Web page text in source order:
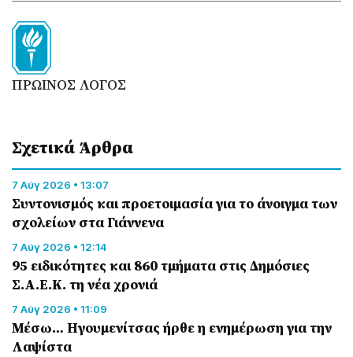
ΠΡΩΙΝΟΣ ΛΟΓΟΣ
Σχετικά Άρθρα
7 Αύγ 2026 • 13:07
Συντονισμός και προετοιμασία για το άνοιγμα των
σχολείων στα Γιάννενα
7 Αύγ 2026 • 12:14
95 ειδικότητες και 860 τμήματα στις Δημόσιες
Σ.Α.Ε.Κ. τη νέα χρονιά
7 Αύγ 2026 • 11:09
Μέσω… Ηγουμενίτσας ήρθε η ενημέρωση για την
Λαψίστα